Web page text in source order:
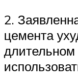
2.
цемента
длительном